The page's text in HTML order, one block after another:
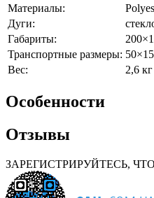
Материалы:
Дуги:
Габариты:
Транспортные размеры:
Вес:
2,6 кг
Особенности
Отзывы
ЗАРЕГИСТРИРУЙТЕСЬ,